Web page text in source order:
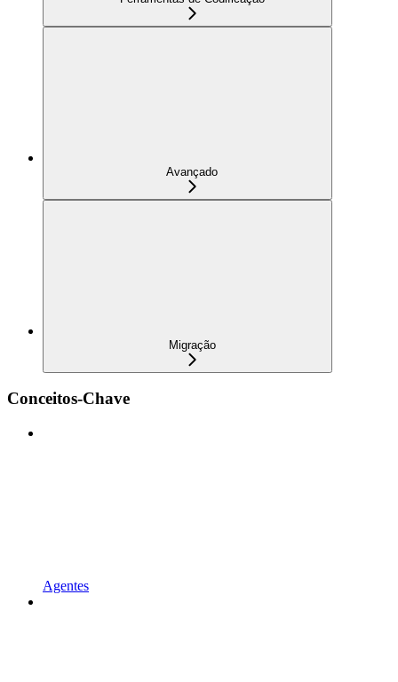
Avançado
Migração
Conceitos-Chave
Agentes